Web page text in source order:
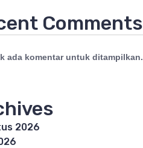
Comments
ada komentar untuk ditampilkan.
2026